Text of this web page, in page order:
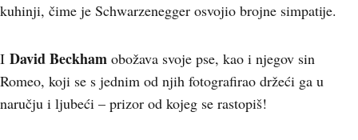
kuhinji, čime je Schwarzenegger osvojio brojne simpatije.
I David Beckham obožava svoje pse, kao i njegov sin
Romeo, koji se s jednim od njih fotografirao držeći ga u
naručju i ljubeći – prizor od kojeg se rastopiš!